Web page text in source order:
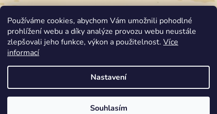
Používáme cookies, abychom Vám umožnili pohodlné
prohlížení webu a díky analýze provozu webu neustále
zlepšovali jeho funkce, výkon a použitelnost. Více
informací
Nastavení
Souhlasím
info @equiwest.cz
+420724001554
Vytvořil Shoptet